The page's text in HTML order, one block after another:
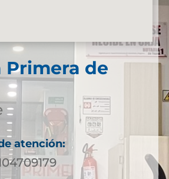
Primera de
atención: